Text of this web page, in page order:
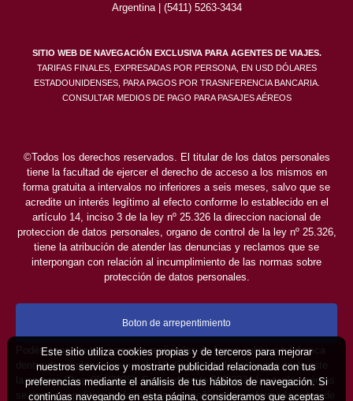
Argentina | (5411) 5263-3434
SITIO WEB DE NAVEGACIÓN EXCLUSIVA PARA AGENTES DE VIAJES.
TARIFAS FINALES, EXPRESADAS POR PERSONA, EN USD DÓLARES
ESTADOUNIDENSES, PARA PAGOS POR TRASNFERENCIA BANCARIA.
CONSULTAR MEDIOS DE PAGO PARA PASAJES AÉREOS
©Todos los derechos reservados. El titular de los datos personales
tiene la facultad de ejercer el derecho de acceso a los mismos en
forma gratuita a intervalos no inferiores a seis meses, salvo que se
acredite un interés legítimo al efecto conforme lo establecido en el
artículo 14, inciso 3 de la ley nº 25.326 la direccion nacional de
proteccion de datos personales, organo de control de la ley nº 25.326,
tiene la atribución de atender las denuncias y reclamos que se
interpongan con relación al incumplimiento de las normas sobre
protección de datos personales.
Boton de arrepentimiento
Podés cancelar tus compras realizadas de forma online o telefonica
dentro de un plazo máximo de 10 días desde la fecha que realizaste
la compra (Disp.954/2025). Según decreto 809/2024 las tarifas aéreas
se rigen por política tarifaria de la compañía aérea informada antes de
Este sitio utiliza cookies propias y de terceros para mejorar
nuestros servicios y mostrarte publicidad relacionada con tus
preferencias mediante el análisis de tus hábitos de navegación. Si
continúas navegando en esta página, consideramos que aceptas